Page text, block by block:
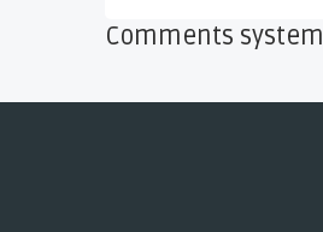
Comments system